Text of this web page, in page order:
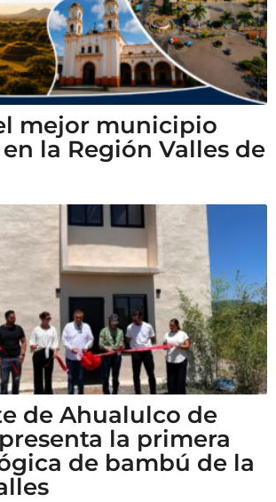
mejor municipio
la Región Valles de
de Ahualulco de
la primera
de bambú de la